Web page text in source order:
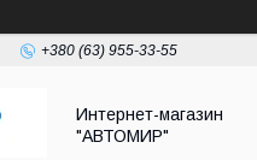
+380 (63) 955-33-55
Интернет-магазин
"АВТОМИР"